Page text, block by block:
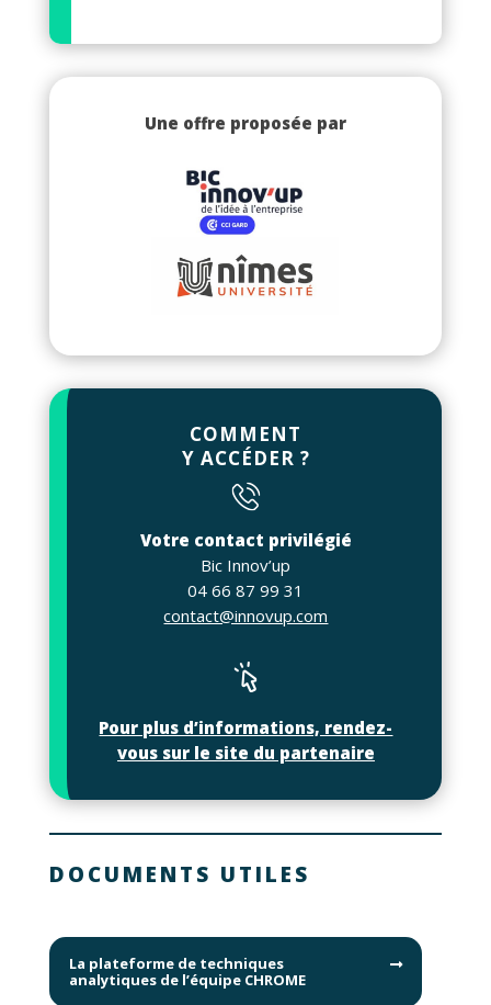
Une offre proposée par
COMMENT
Y ACCÉDER ?
Votre contact privilégié
Bic Innov’up
04 66 87 99 31
contact@innovup.com
Pour plus d’informations, rendez-
vous sur le site du partenaire
DOCUMENTS UTILES
La plateforme de techniques
analytiques de l’équipe CHROME